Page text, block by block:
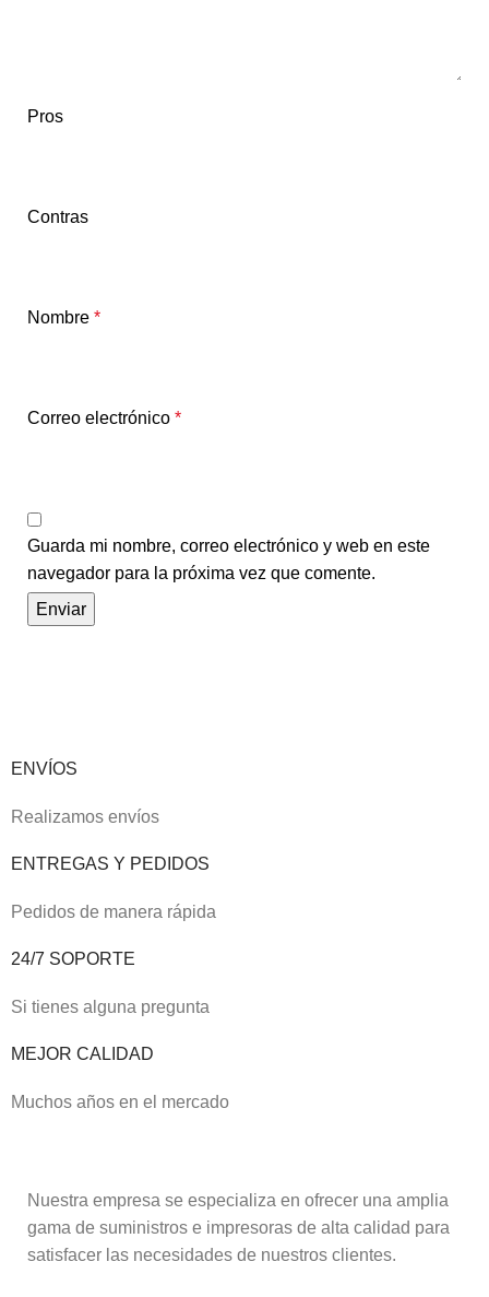
Pros
Contras
Nombre *
Correo electrónico *
Guarda mi nombre, correo electrónico y web en este
navegador para la próxima vez que comente.
ENVÍOS
Realizamos envíos
ENTREGAS Y PEDIDOS
Pedidos de manera rápida
24/7 SOPORTE
Si tienes alguna pregunta
MEJOR CALIDAD
Muchos años en el mercado
Nuestra empresa se especializa en ofrecer una amplia
gama de suministros e impresoras de alta calidad para
satisfacer las necesidades de nuestros clientes.